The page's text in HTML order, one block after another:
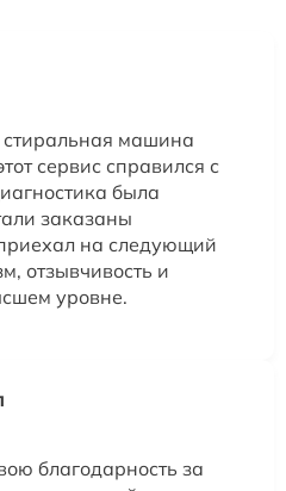
машина
сервис справился с
была
заказаны
на следующий
отзывчивость и
уровне.
благодарность за